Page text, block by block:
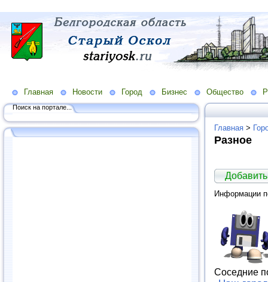
Главная Новости Город Бизнес Общество
Поиск на портале...
Главная >
Разное
Информации
Соседние